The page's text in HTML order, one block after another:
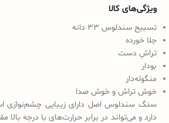
ویژگی‌های کالا
تسبیح سندلوس 33 دانه
جلا خورده
تراشِ دست
بودار
منگوله‌دار
خوش تراش و خوش صدا
سنگ سندلوس اصل دارای زیبایی چشم‌نوازی
دارد و می‌تواند در برابر حرارت‌های با درجه